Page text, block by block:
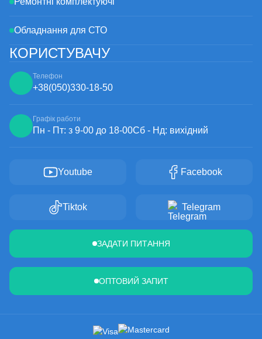
Обладнання для СТО
КОРИСТУВАЧУ
Телефон
+38(050)330-18-50
Графік работи
Пн - Пт: з 9-00 до 18-00Сб - Нд: вихідний
Youtube Facebook
Tiktok Telegram
ЗАДАТИ ПИТАННЯ
ОПТОВИЙ ЗАПИТ